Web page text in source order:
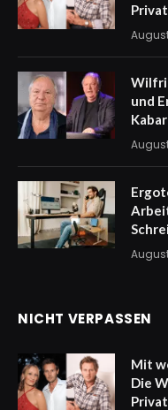
und
NICHT VERPASSEN
Mit
Die